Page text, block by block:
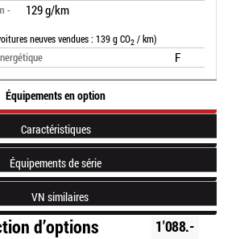
Équipements en option
Caractéristiques
Équipements de série
VN similaires
d’options 1'088.-
-
129 g/km
neuves vendues : 139 g CO2 / km)
F